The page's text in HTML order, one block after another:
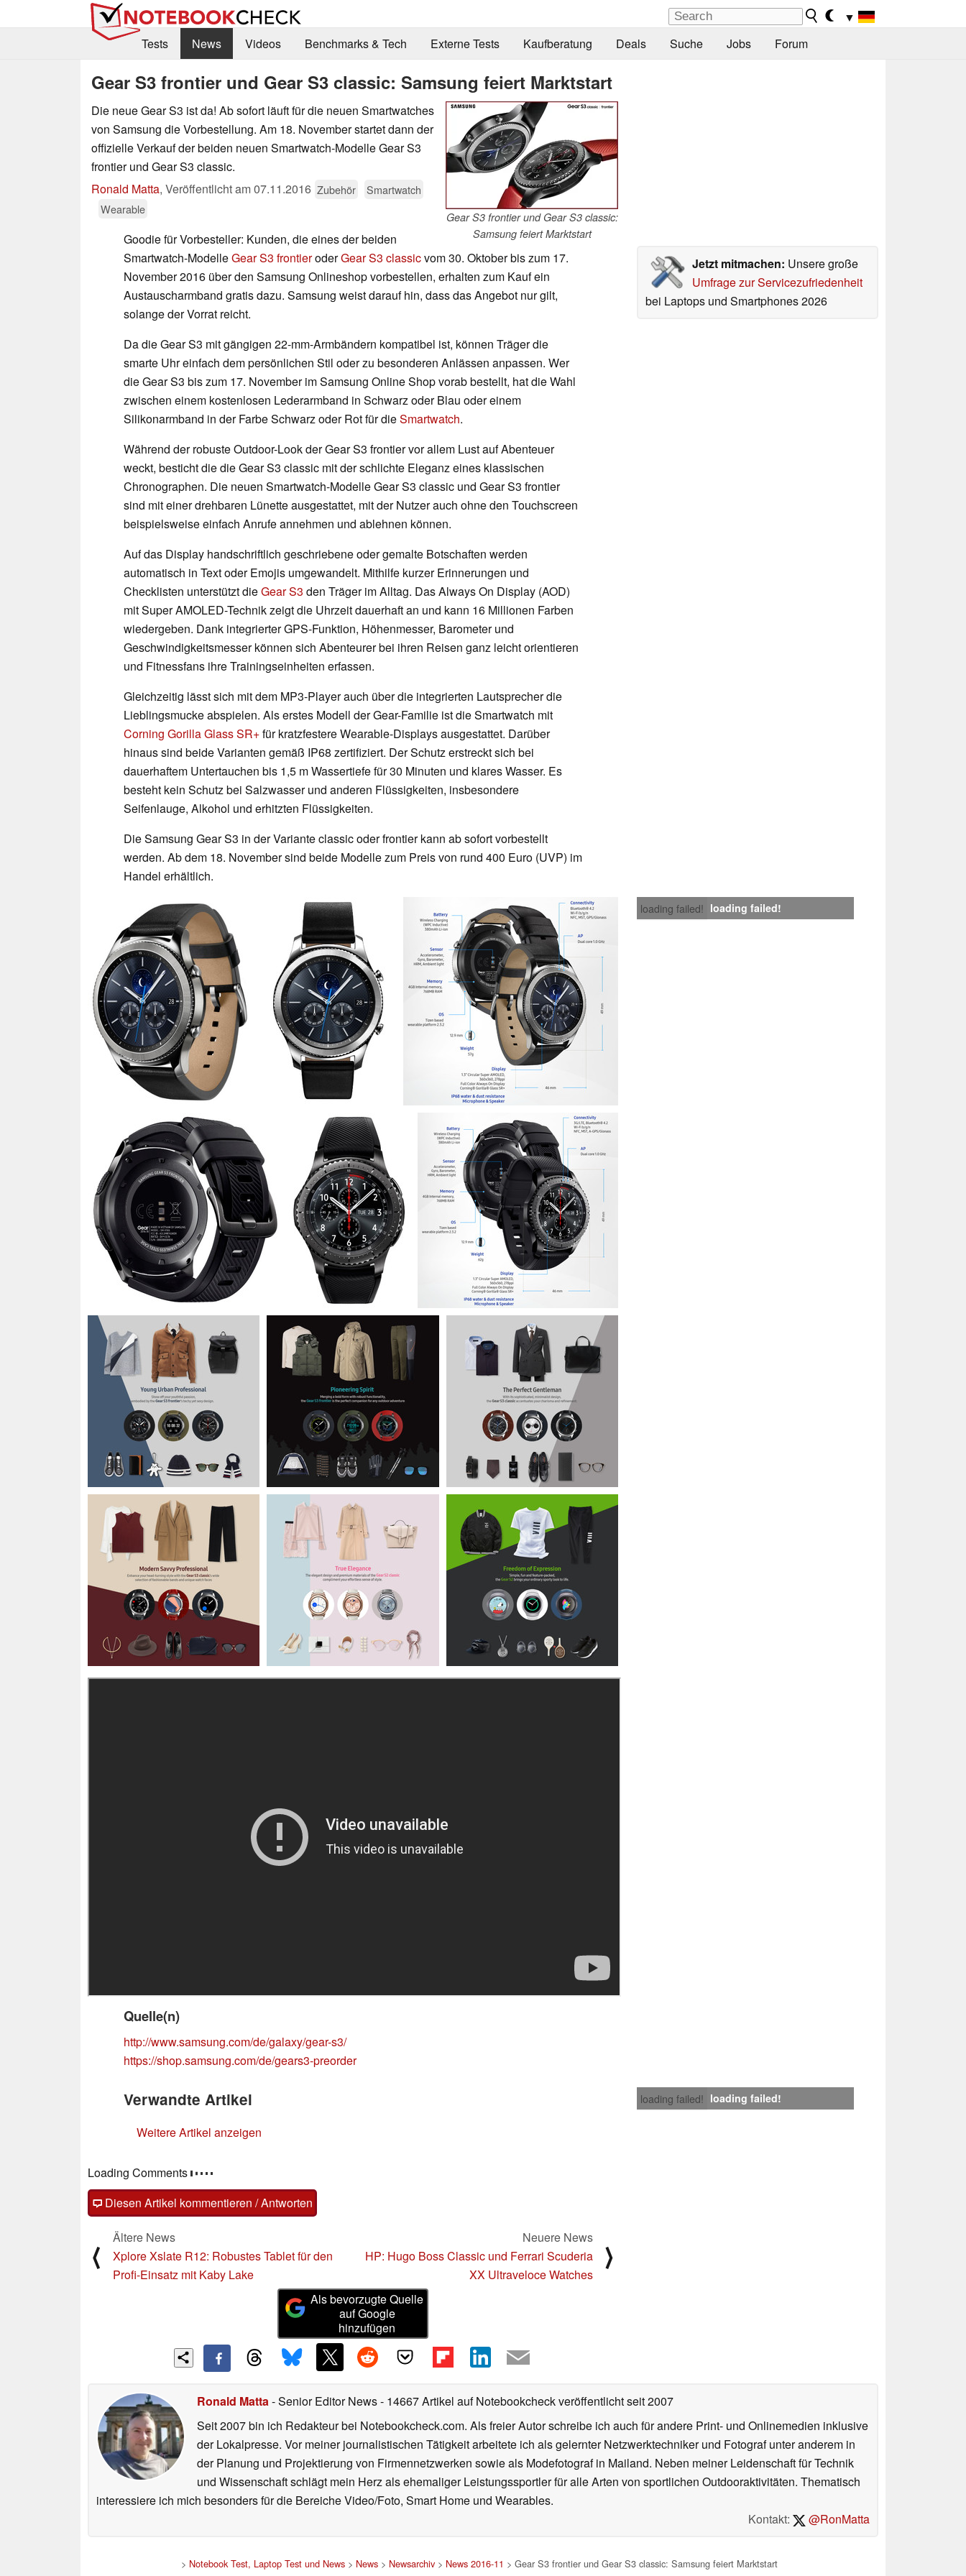
▼
Tests
News Videos Benchmarks & Tech Externe Tests Kaufberatung Deals Suche Jobs Forum
Gear S3 frontier und Gear S3 classic: Samsung feiert Marktstart
Gear S3 frontier und Gear S3 classic:
Samsung feiert Marktstart
Die neue Gear S3 ist da! Ab sofort läuft für die neuen Smartwatches
von Samsung die Vorbestellung. Am 18. November startet dann der
offizielle Verkauf der beiden neuen Smartwatch-Modelle Gear S3
frontier und Gear S3 classic.
Ronald Matta, Veröffentlicht am07.11.2016 Zubehör
Smartwatch
Wearable
Jetzt mitmachen: Unsere große
Umfrage zur Servicezufriedenheit
bei Laptops und Smartphones 2026
Goodie für Vorbesteller: Kunden, die eines der beiden
Smartwatch-ModelleGear S3 frontieroderGear S3 classicvom 30. Oktober bis zum 17.
November 2016 über den Samsung Onlineshop vorbestellen, erhalten zum Kauf ein
Austauscharmband gratis dazu. Samsung weist darauf hin, dass das Angebot nur gilt,
solange der Vorrat reicht.
Da die Gear S3 mit gängigen 22-mm-Armbändern kompatibel ist, können Träger die
smarte Uhr einfach dem persönlichen Stil oder zu besonderen Anlässen anpassen. Wer
die Gear S3 bis zum 17. November im Samsung Online Shop vorab bestellt, hat die Wahl
zwischen einem kostenlosen Lederarmband in Schwarz oder Blau oder einem
Silikonarmband in der Farbe Schwarz oder Rot für dieSmartwatch.
Während der robuste Outdoor-Look der Gear S3 frontier vor allem Lust auf Abenteuer
weckt, besticht die die Gear S3 classic mit der schlichte Eleganz eines klassischen
Chronographen. Die neuen Smartwatch-Modelle Gear S3 classic und Gear S3 frontier
sind mit einer drehbaren Lünette ausgestattet, mit der Nutzer auch ohne den Touchscreen
beispielsweise einfach Anrufe annehmen und ablehnen können.
Auf das Display handschriftlich geschriebene oder gemalte Botschaften werden
automatisch in Text oder Emojis umgewandelt. Mithilfe kurzer Erinnerungen und
Checklisten unterstützt dieGear S3 den Träger im Alltag. Das Always On Display (AOD)
mit Super AMOLED-Technik zeigt die Uhrzeit dauerhaft an und kann 16 Millionen Farben
wiedergeben. Dank integrierter GPS-Funktion, Höhenmesser, Barometer und
Geschwindigkeitsmesser können sich Abenteurer bei ihren Reisen ganz leicht orientieren
und Fitnessfans ihre Trainingseinheiten erfassen.
Gleichzeitig lässt sich mit dem MP3-Player auch über die integrierten Lautsprecher die
Lieblingsmucke abspielen. Als erstes Modell der Gear-Familie ist die Smartwatch mit
Corning Gorilla Glass SR+für kratzfestere Wearable-Displays ausgestattet. Darüber
hinaus sind beide Varianten gemäß IP68 zertifiziert. Der Schutz erstreckt sich bei
dauerhaftem Untertauchen bis 1,5 m Wassertiefe für 30 Minuten und klares Wasser. Es
besteht kein Schutz bei Salzwasser und anderen Flüssigkeiten, insbesondere
Seifenlauge, Alkohol und erhitzten Flüssigkeiten.
Die Samsung Gear S3 in der Variante classic oder frontier kann ab sofort vorbestellt
werden. Ab dem 18. November sind beide Modelle zum Preis von rund 400 Euro (UVP) im
Handel erhältlich.
loading failed! loading failed!
Quelle(n)
http://www.samsung.com/de/galaxy/gear-s3/
https://shop.samsung.com/de/gears3-preorder
loading failed! loading failed!
Verwandte Artikel
Weitere Artikel anzeigen
Loading Comments
Diesen Artikel kommentieren / Antworten
⟨
Ältere News
Xplore Xslate R12: Robustes Tablet für den
Profi-Einsatz mit Kaby Lake
Neuere News
HP: Hugo Boss Classic und Ferrari Scuderia
XX Ultraveloce Watches
⟩
Als bevorzugte Quelle
auf Google
hinzufügen
Ronald Matta- Senior Editor News- 14667 Artikel auf Notebookcheck veröffentlichtseit 2007
Seit 2007 bin ich Redakteur bei Notebookcheck.com. Als freier Autor schreibe ich auch für andere Print- und Onlinemedien inklusive
der Lokalpresse. Vor meiner journalistischen Tätigkeit arbeitete ich als gelernter Netzwerktechniker und Fotograf unter anderem in
der Planung und Projektierung von Firmennetzwerken sowie als Modefotograf in Mailand. Neben meiner Leidenschaft für Technik
und Wissenschaft schlägt mein Herz als ehemaliger Leistungssportler für alle Arten von sportlichen Outdooraktivitäten. Thematisch
interessiere ich mich besonders für die Bereiche Video/Foto, Smart Home und Wearables.
Kontakt:
@RonMatta
> Notebook Test, Laptop Test und News > News > Newsarchiv > News 2016-11 > Gear S3 frontier und Gear S3 classic: Samsung feiert Marktstart